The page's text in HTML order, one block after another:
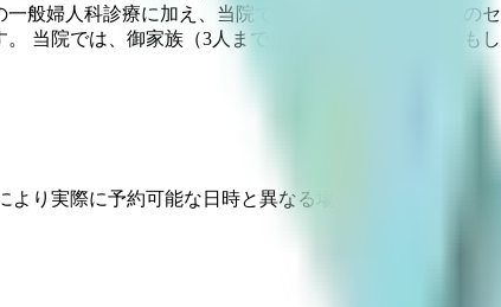
般婦人科診療に加え、当院では、都内の複数の病院の
当院では、御家族（3人まで）の4Dエコーの立会いもし
り実際に予約可能な日時と異なる場合がありますので